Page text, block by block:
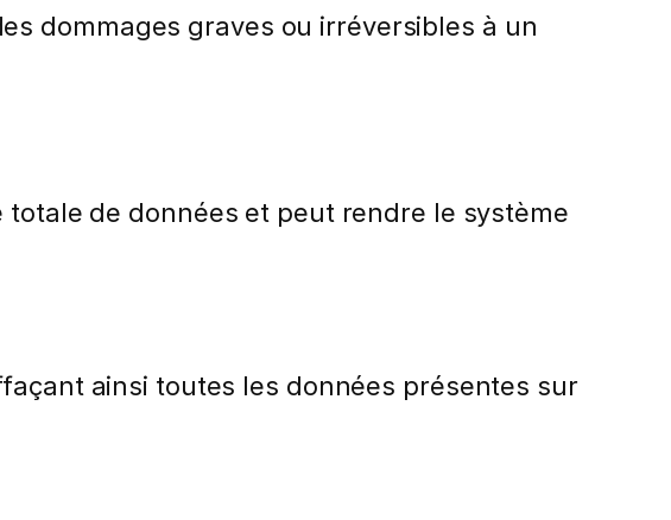
dommages graves ou irréversibles à un
de données et peut rendre le système
ainsi toutes les données présentes sur